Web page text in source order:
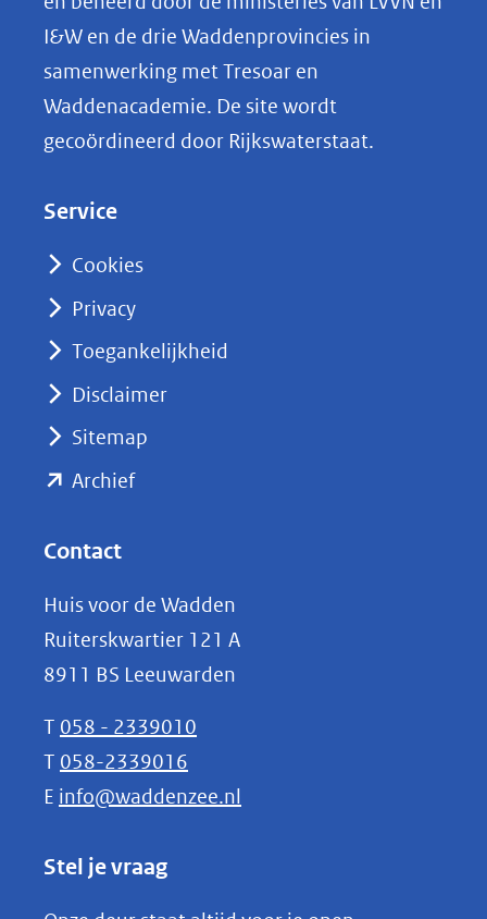
k
e
nieuw
naar
I&W en de drie Waddenprovincies in
samenwerking met Tresoar en
Waddenacademie. De site wordt
gecoördineerd door Rijkswaterstaat.
Service
Cookies
Privacy
Toegankelijkheid
Disclaimer
Sitemap
Archief(opent
(verwijst
naar
een
andere
website)
Contact
Huis voor de Wadden
Ruiterskwartier 121 A
8911 BS Leeuwarden
T 058 - 2339010
T 058-2339016
E info@waddenzee.nl
Stel je vraag